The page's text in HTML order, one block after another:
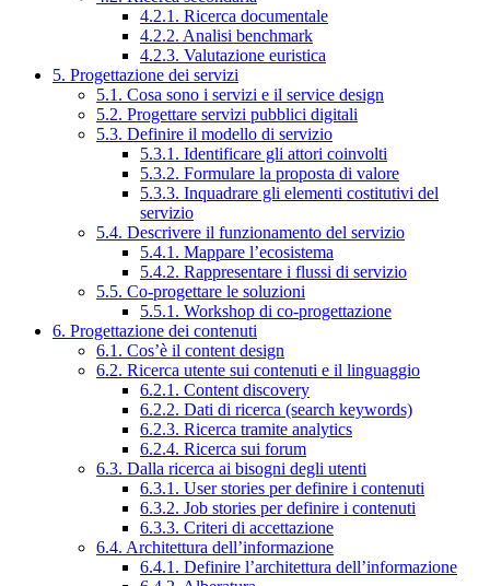
4.2.1. Ricerca documentale
4.2.2. Analisi benchmark
4.2.3. Valutazione euristica
5. Progettazione dei servizi
5.1. Cosa sono i servizi e il service design
5.2. Progettare servizi pubblici digitali
5.3. Definire il modello di servizio
5.3.1. Identificare gli attori coinvolti
5.3.2. Formulare la proposta di valore
5.3.3. Inquadrare gli elementi costitutivi del
servizio
5.4. Descrivere il funzionamento del servizio
5.4.1. Mappare l’ecosistema
5.4.2. Rappresentare i flussi di servizio
5.5. Co-progettare le soluzioni
5.5.1. Workshop di co-progettazione
6. Progettazione dei contenuti
6.1. Cos’è il content design
6.2. Ricerca utente sui contenuti e il linguaggio
6.2.1. Content discovery
6.2.2. Dati di ricerca (search keywords)
6.2.3. Ricerca tramite analytics
6.2.4. Ricerca sui forum
6.3. Dalla ricerca ai bisogni degli utenti
6.3.1. User stories per definire i contenuti
6.3.2. Job stories per definire i contenuti
6.3.3. Criteri di accettazione
6.4. Architettura dell’informazione
6.4.1. Definire l’architettura dell’informazione